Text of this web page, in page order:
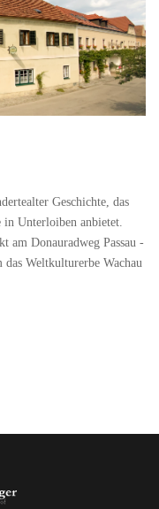
Geschichte, das
in Unterloiben anbietet.
am Donauradweg Passau -
Weltkulturerbe Wachau